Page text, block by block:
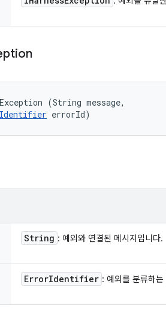
(String message,
errorId)
String : 예외와 연결된 메시지입니다.
ErrorIdentifier : 예외를 분류하는